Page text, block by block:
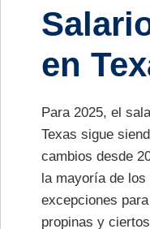
en
Para 2025, el
Texas sigue
cambios desde
la mayoría de
excepciones
propinas y